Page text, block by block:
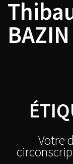
Skip
content
BAZIN
Votre